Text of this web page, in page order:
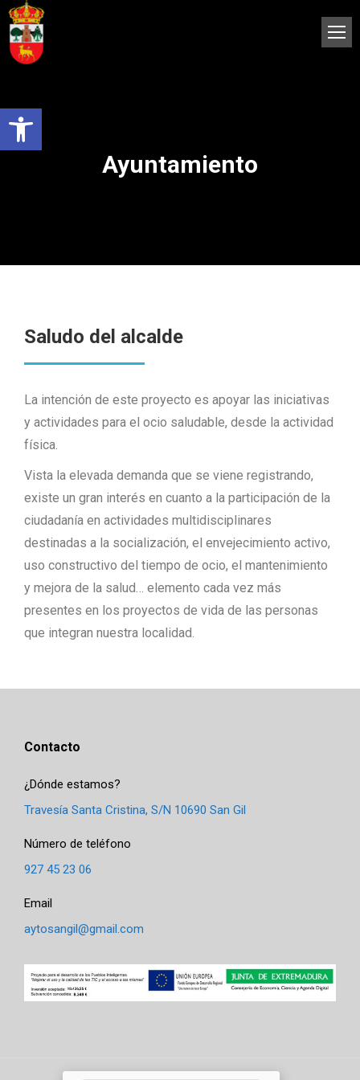
Abrir barra de herramientas
Ayuntamiento
Saludo del alcalde
La intención de este proyecto es apoyar las iniciativas
y actividades para el ocio saludable, desde la actividad
física.
Vista la elevada demanda que se viene registrando,
existe un gran interés en cuanto a la participación de la
ciudadanía en actividades multidisciplinares
destinadas a la socialización, el envejecimiento activo,
uso constructivo del tiempo de ocio, el mantenimiento
y mejora de la salud… elemento cada vez más
presentes en los proyectos de vida de las personas
que integran nuestra localidad.
Contacto
¿Dónde estamos?
Travesía Santa Cristina, S/N 10690 San Gil
Número de teléfono
927 45 23 06
Email
aytosangil@gmail.com